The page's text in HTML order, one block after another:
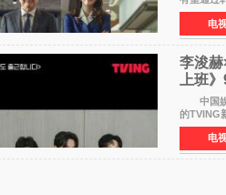
息表示，
电
李浚
上班
中国娱
的TVING
14日起登
电